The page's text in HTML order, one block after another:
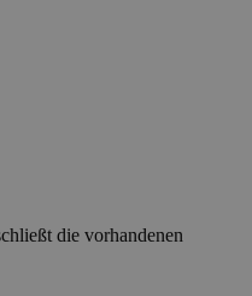
die vorhandenen